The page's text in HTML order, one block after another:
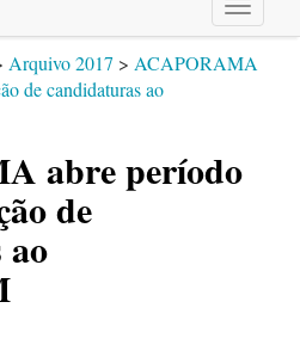
Toggle
Arquivo 2017 > ACAPORAMA
de candidaturas ao
abre período
de